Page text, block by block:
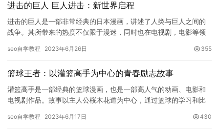
进击的巨人 巨人进击：新世界启程
进击的巨人是一部非常经典的日本漫画，讲述了人类与巨人之间的
战争。其所带来的热度不仅限于漫迷，同时也在电视剧，电影等领
程》更…
seo自学教程 2023年6月26日 355
篮球王者：以灌篮高手为中心的青春励志故事
灌篮高手是一部经典的篮球漫画，也是一部高人气的动画、电影和
电视剧作品。故事以主人公桜木花道为中心，通过篮球的学习和比
着坚韧…
seo自学教程 2023年6月17日 430